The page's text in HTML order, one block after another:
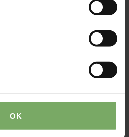
OK• Uppdaterad: 2024-01-22,